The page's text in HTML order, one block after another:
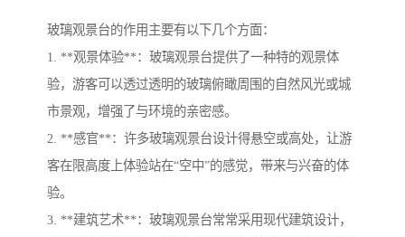
玻璃观景台的作用主要有以下几个方面：
1. **观景体验**：玻璃观景台提供了一种特的观景体
验，游客可以透过透明的玻璃俯瞰周围的自然风光或城
市景观，增强了与环境的亲密感。
2. **感官**：许多玻璃观景台设计得悬空或高处，让游
客在限高度上体验站在“空中”的感觉，带来与兴奋的体
验。
3. **建筑艺术**：玻璃观景台常常采用现代建筑设计，